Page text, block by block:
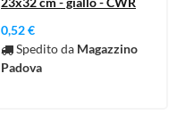
0,52 €
Spedito da Magazzino
Padova